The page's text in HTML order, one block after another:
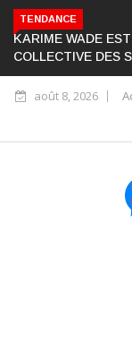
TENDANCE
KARIME WADE
COLLECTIVE DES
août 8, 2026